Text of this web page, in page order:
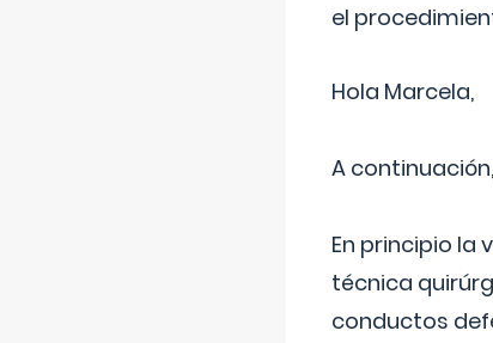
el
Hola Marcela,
A
En principio la
técnica
conductos